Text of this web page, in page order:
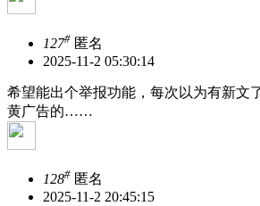
127# 匿名
2025-11-2 05:30:14
希望能出个举报功能，每次以为有新文
黄广告的……
128# 匿名
2025-11-2 20:45:15